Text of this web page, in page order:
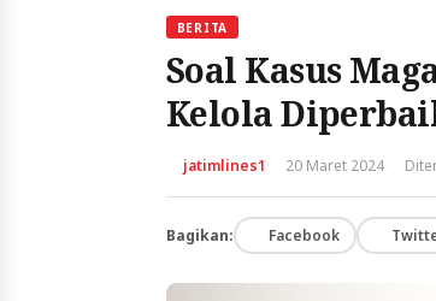
BERITA
Soal Kasus
Kelola
jatimlines1· 20 Maret 2024·
Bagikan: Facebook